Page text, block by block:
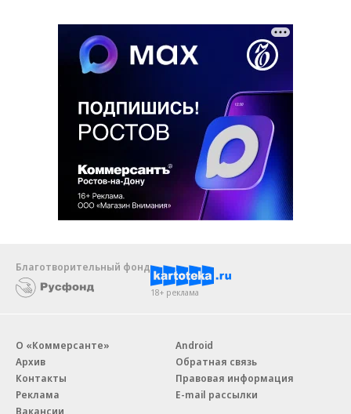
Благотворительный фонд
18+ реклама
О «Коммерсанте»
Архив
Контакты
Реклама
Вакансии
Android
Обратная связь
Правовая информация
E-mail рассылки